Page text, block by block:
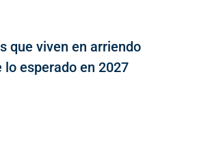
que viven en arriendo
lo esperado en 2027